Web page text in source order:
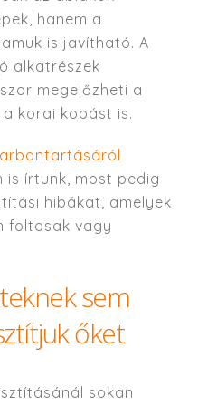
hanem a
is javítható. A
alkatrészek
megelőzheti a
korai kopást is.
is írtunk, most pedig
hibákat, amelyek
foltosak vagy
sem
őket
sokan